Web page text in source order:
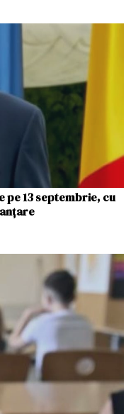
pe 13 septembrie, cu